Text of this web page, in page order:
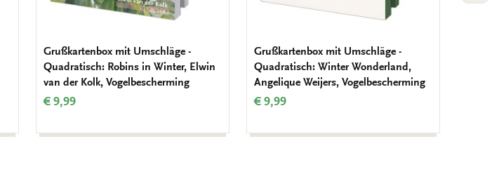
Grußkartenbox mit Umschläge -
Quadratisch: Robins in Winter, Elwin
van der Kolk, Vogelbescherming
€ 9,99
Grußkartenbox mit Umschläge -
Quadratisch: Winter Wonderland,
Angelique Weijers, Vogelbescherming
€ 9,99